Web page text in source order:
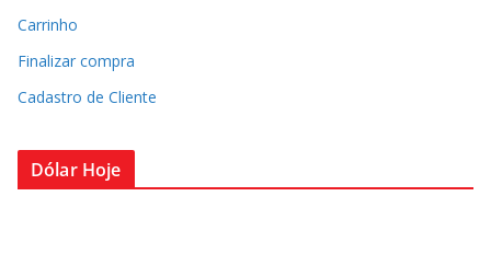
Carrinho
Finalizar compra
Cadastro de Cliente
Dólar Hoje